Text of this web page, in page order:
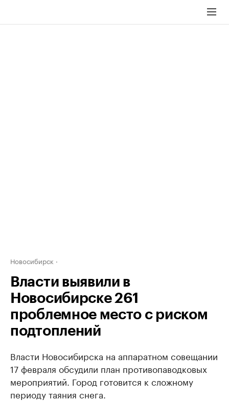
Новосибирск
Власти выявили в
Новосибирске 261
проблемное место с риском
подтоплений
Власти Новосибирска на аппаратном совещании
17 февраля обсудили план противопаводковых
мероприятий. Город готовится к сложному
периоду таяния снега.